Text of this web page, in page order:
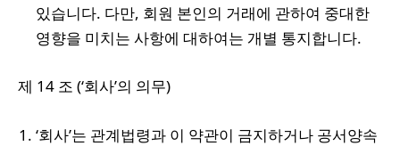
있습니다. 다만, 회원 본인의 거래에 관하여 중대한
영향을 미치는 사항에 대하여는 개별 통지합니다.
제 14 조 (‘회사’의 의무)
‘회사’는 관계법령과 이 약관이 금지하거나 공서양속